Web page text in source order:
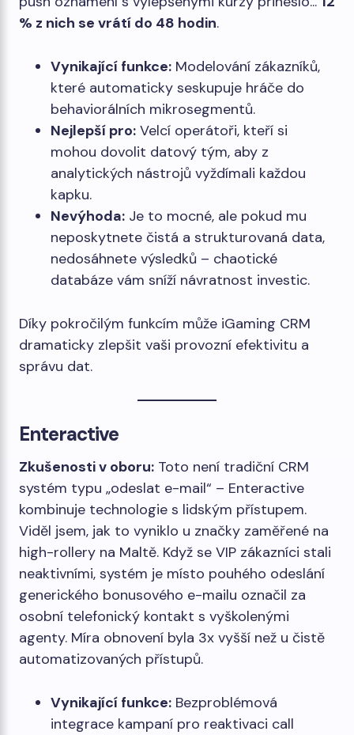
% z nich se vrátí do 48 hodin.
Vynikající funkce: Modelování zákazníků,
které automaticky seskupuje hráče do
behaviorálních mikrosegmentů.
Nejlepší pro: Velcí operátoři, kteří si
mohou dovolit datový tým, aby z
analytických nástrojů vyždímali každou
kapku.
Nevýhoda: Je to mocné, ale pokud mu
neposkytnete čistá a strukturovaná data,
nedosáhnete výsledků – chaotické
databáze vám sníží návratnost investic.
Díky pokročilým funkcím může iGaming CRM
dramaticky zlepšit vaši provozní efektivitu a
správu dat.
Enteractive
Zkušenosti v oboru: Toto není tradiční CRM
systém typu „odeslat e-mail“ – Enteractive
kombinuje technologie s lidským přístupem.
Viděl jsem, jak to vyniklo u značky zaměřené na
high-rollery na Maltě. Když se VIP zákazníci stali
neaktivními, systém je místo pouhého odeslání
generického bonusového e-mailu označil za
osobní telefonický kontakt s vyškolenými
agenty. Míra obnovení byla 3x vyšší než u čistě
automatizovaných přístupů.
Vynikající funkce: Bezproblémová
integrace kampaní pro reaktivaci call